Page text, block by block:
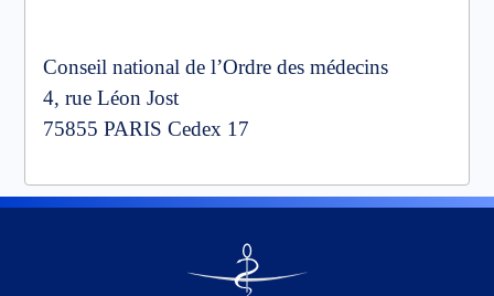
Conseil national de l’Ordre des médecins
4, rue Léon Jost
75855 PARIS Cedex 17
Go
to